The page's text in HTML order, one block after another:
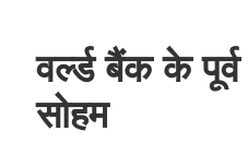
वर्ल्‍ड बैंक के
सोहम